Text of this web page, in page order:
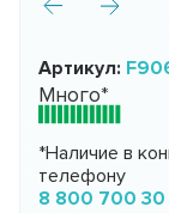
Артикул:
Много*
*Наличие в
телефону
8 800 700 30